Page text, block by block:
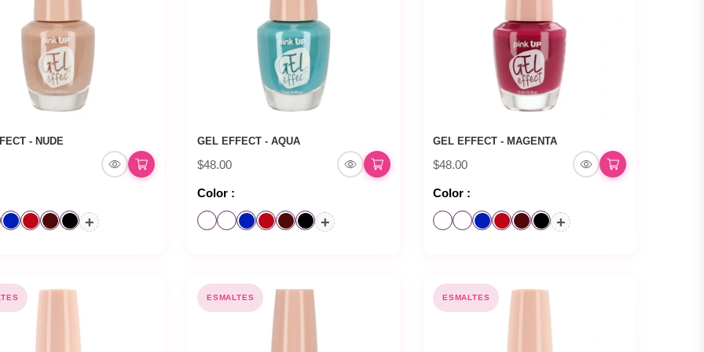
- NUDE
+
GEL EFFECT - AQUA
$48.00
Color :
+
GEL EFFECT - MAGENTA
$48.00
Color :
+
ESMALTES ESMALTES